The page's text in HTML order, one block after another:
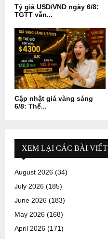
Tỷ giá USD/VND ngày 6/8:
TGTT vẫn...
Cập nhật giá vàng sáng
6/8: Thế...
XEM LẠI CÁC BÀI VIẾT
August 2026 (34)
July 2026 (185)
June 2026 (183)
May 2026 (168)
April 2026 (171)